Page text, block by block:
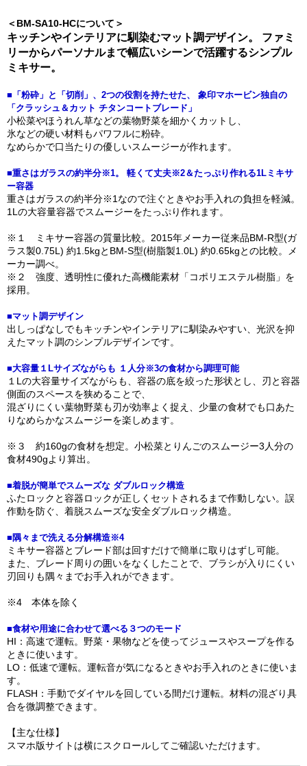
＜BM-SA10-HCについて＞
キッチンやインテリアに馴染むマット調デザイン。 ファミ
リーからパーソナルまで幅広いシーンで活躍するシンプル
ミキサー。
■「粉砕」と「切削」、2つの役割を持たせた、 象印マホービン独自の
「クラッシュ＆カット チタンコートブレード」
小松菜やほうれん草などの葉物野菜を細かくカットし、
氷などの硬い材料もパワフルに粉砕。
なめらかで口当たりの優しいスムージーが作れます。
■重さはガラスの約半分※1。 軽くて丈夫※2＆たっぷり作れる1Lミキサ
ー容器
重さはガラスの約半分※1なので注ぐときやお手入れの負担を軽減。
1Lの大容量容器でスムージーをたっぷり作れます。
※１ ミキサー容器の質量比較。2015年メーカー従来品BM-R型(ガ
ラス製0.75L) 約1.5kgとBM-S型(樹脂製1.0L) 約0.65kgとの比較。メ
ーカー調べ。
※２ 強度、透明性に優れた高機能素材「コポリエステル樹脂」を
採用。
■マット調デザイン
出しっぱなしでもキッチンやインテリアに馴染みやすい、光沢を抑
えたマット調のシンプルデザインです。
■大容量１Lサイズながらも １人分※3の食材から調理可能
１Lの大容量サイズながらも、容器の底を絞った形状とし、刃と容器
側面のスペースを狭めることで、
混ざりにくい葉物野菜も刃が効率よく捉え、少量の食材でも口あた
りなめらかなスムージーを楽しめます。
※３ 約160gの食材を想定。小松菜とりんごのスムージー3人分の
食材490gより算出。
■着脱が簡単でスムーズな ダブルロック構造
ふたロックと容器ロックが正しくセットされるまで作動しない。誤
作動を防ぐ、着脱スムーズな安全ダブルロック構造。
■隅々まで洗える分解構造※4
ミキサー容器とブレード部は回すだけで簡単に取りはずし可能。
また、ブレード周りの囲いをなくしたことで、ブラシが入りにくい
刃回りも隅々までお手入れができます。
※4 本体を除く
■食材や用途に合わせて選べる３つのモード
HI：高速で運転。野菜・果物などを使ってジュースやスープを作る
ときに使います。
LO：低速で運転。運転音が気になるときやお手入れのときに使いま
す。
FLASH：手動でダイヤルを回している間だけ運転。材料の混ざり具
合を微調整できます。
【主な仕様】
スマホ版サイトは横にスクロールしてご確認いただけます。